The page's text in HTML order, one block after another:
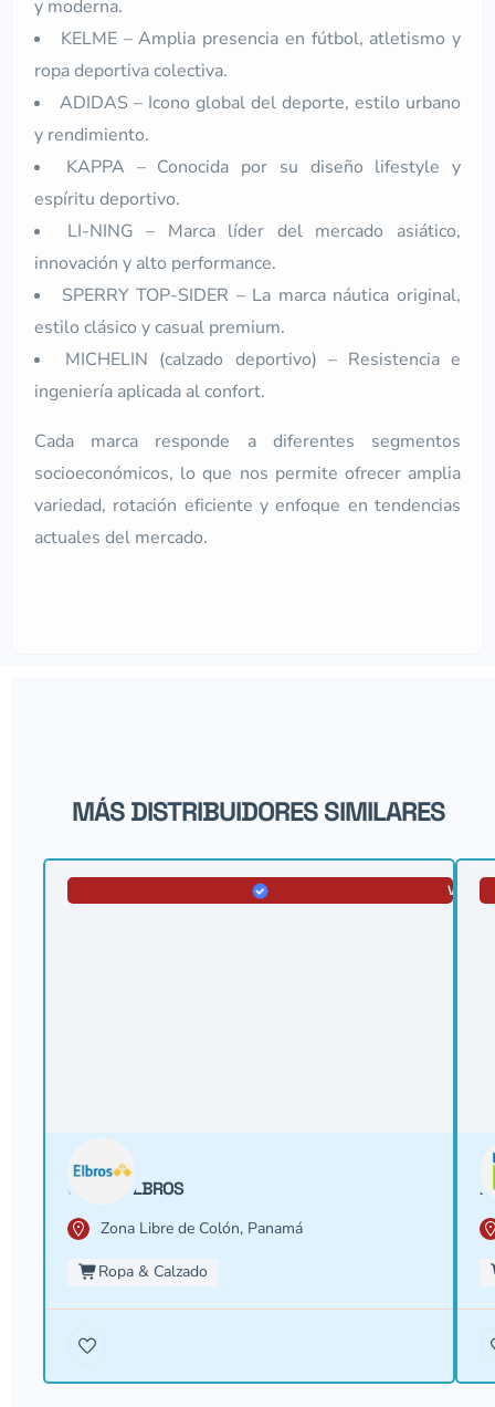
y moderna.
KELME – Amplia presencia en fútbol, atletismo y
ropa deportiva colectiva.
ADIDAS – Icono global del deporte, estilo urbano
y rendimiento.
KAPPA – Conocida por su diseño lifestyle y
espíritu deportivo.
LI-NING – Marca líder del mercado asiático,
innovación y alto performance.
SPERRY TOP-SIDER – La marca náutica original,
estilo clásico y casual premium.
MICHELIN (calzado deportivo) – Resistencia e
ingeniería aplicada al confort.
Cada marca responde a diferentes segmentos
socioeconómicos, lo que nos permite ofrecer amplia
variedad, rotación eficiente y enfoque en tendencias
actuales del mercado.
MÁS DISTRIBUIDORES SIMILARES
GRUPO ELBROS
Zona Libre de Colón, Panamá
Ropa & Calzado